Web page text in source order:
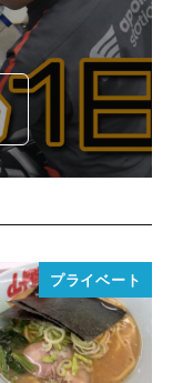
プライベート